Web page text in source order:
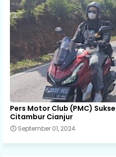
Pers Motor Club (PMC)
Citambur Cianjur
September 01, 2024